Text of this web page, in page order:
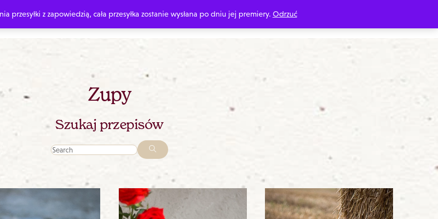
przesyłki z zapowiedzią, cała przesyłka zostanie wysłana po dniu jej premiery. Odrzuć
MNIE ZAMÓW Z DEDYKACJĄ MOJE KSIĄŻKI ZOSTAW WIADOMOŚĆ
Zupy
Szukaj przepisów